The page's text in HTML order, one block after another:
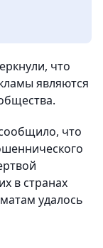
что
являются
что
в странах
удалось